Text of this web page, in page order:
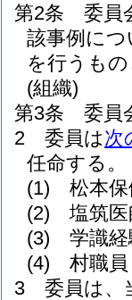
第2条
委員
該事例に
を行うも
(組織)
第3条
委員
2
委員は次
任命する。
(1)
松本
(2)
塩筑
(3)
学識
(4)
村職員
3
委員は、